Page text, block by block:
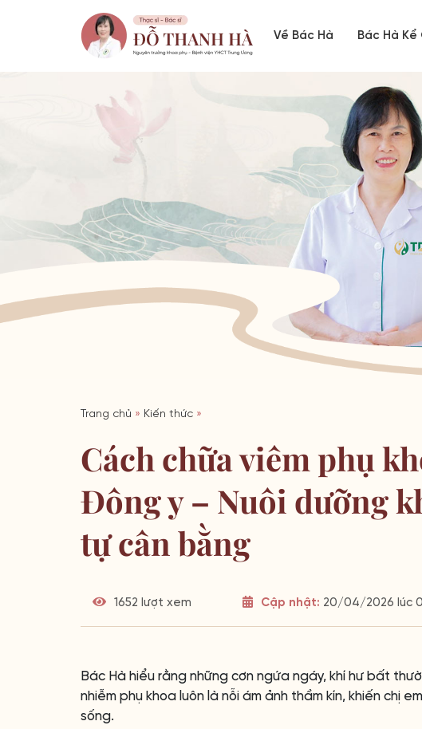
Về Bác Hà Bác Hà Kể
Trang chủ » Kiến thức »
Cách chữa viêm phụ
Đông y – Nuôi dưỡng
tự cân bằng
1652 lượt xem Cập nhật: 20/04/2026 lúc
Bác Hà hiểu rằng những cơn ngứa ngáy, khí hư bất
nhiễm phụ khoa luôn là nỗi ám ảnh thầm kín, khiến chị
sống.